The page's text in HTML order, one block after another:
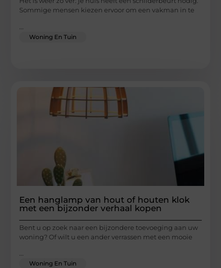
Sommige mensen kiezen ervoor om een vakman in te
Woning En Tuin
Een hanglamp van hout of houten klok
met een bijzonder verhaal kopen
Bent u op zoek naar een bijzondere toevoeging aan uw
woning? Of wilt u een ander verrassen met een mooie
Woning En Tuin